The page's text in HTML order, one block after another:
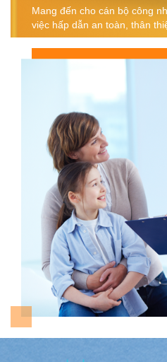
Mang đến cho cán bộ công
việc hấp dẫn an toàn, thân